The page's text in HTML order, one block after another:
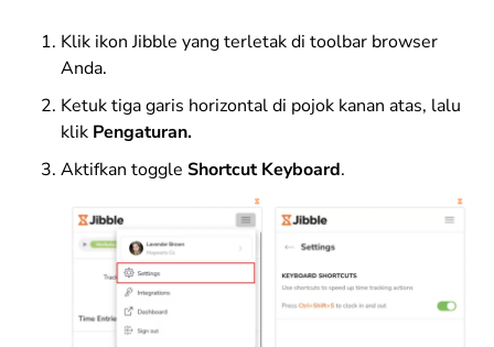
Klik ikon Jibble yang terletak di toolbar browser
Anda.
Ketuk tiga garis horizontal di pojok kanan atas, lalu
klik Pengaturan.
Aktifkan toggle Shortcut Keyboard.